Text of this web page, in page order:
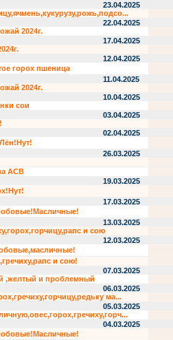
23.04.2025
22.04.2025
2024г.
17.04.2025
12.04.2025
горох пшеница
11.04.2025
2024г.
10.04.2025
сои
03.04.2025
02.04.2025
26.03.2025
АСВ
19.03.2025
17.03.2025
13.03.2025
и сою
12.03.2025
и сою!
07.03.2025
,желтый и проблемный
06.03.2025
ма...
05.03.2025
04.03.2025